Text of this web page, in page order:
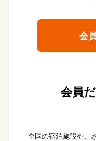
会
会員
全国の宿泊施設や、